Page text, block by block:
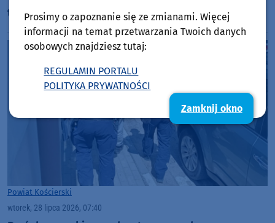
trafiła do szpitala
Powiat Kościerski
wtorek, 28 lipca 2026, 07:40
Prosimy o zapoznanie się ze zmianami. Więcej
informacji na temat przetwarzania Twoich danych
osobowych znajdziesz tutaj:
REGULAMIN PORTALU
POLITYKA PRYWATNOŚCI
Zamknij okno